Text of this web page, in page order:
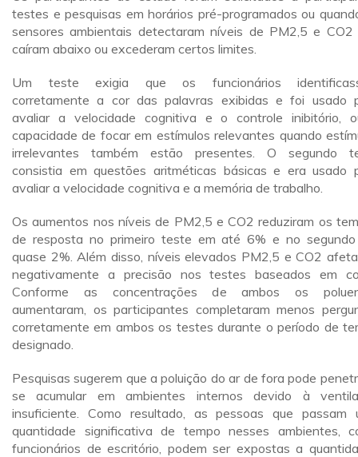
testes e pesquisas em horários pré-programados ou
sensores ambientais detectaram níveis de PM2,5 e CO2
caíram abaixo ou excederam certos limites.
Um teste exigia que os funcionários
corretamente a cor das palavras exibidas e foi usado
avaliar a velocidade cognitiva e o controle inibitório,
capacidade de focar em estímulos relevantes quando
irrelevantes também estão presentes. O segundo
consistia em questões aritméticas básicas e era usado
avaliar a velocidade cognitiva e a memória de trabalho.
Os aumentos nos níveis de PM2,5 e CO2 reduziram os
de resposta no primeiro teste em até 6% e no
quase 2%. Além disso, níveis elevados PM2,5 e CO2
negativamente a precisão nos testes baseados em
Conforme as concentrações de ambos os
aumentaram, os participantes completaram menos
corretamente em ambos os testes durante o período de
designado.
Pesquisas sugerem que a poluição do ar de fora pode
se acumular em ambientes internos devido à
insuficiente. Como resultado, as pessoas que passam
quantidade significativa de tempo nesses ambientes,
funcionários de escritório, podem ser expostas a